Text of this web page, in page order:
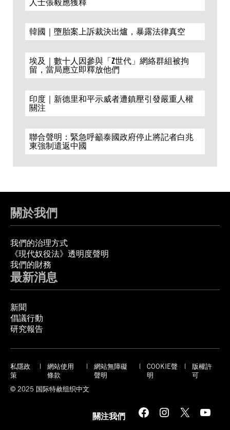
人士張毅應獲釋
韓國｜墮胎案上訴裁決出爐，暴露法律真空
埃及｜數十人因參與「Z世代」網絡群組被拘
留，當局應立即釋放他們
印度｜新德里和平示威者遭鎮壓引發嚴重人權
關注
聯合聲明：緊急呼籲泰國政府停止將記者白兆
東強制遣返中國
關於我們
我們的治理方式
《現代奴役法》透明度聲明
我們的財務
最新消息
新聞
倡議行動
研究報告
私隱政
策
網站使用
條款
網站無障礙
聲明
COOKIE聲
明
版權許
可
© 2025 国际特赦组织中文
關注我們 Facebook Instagram X YouTube